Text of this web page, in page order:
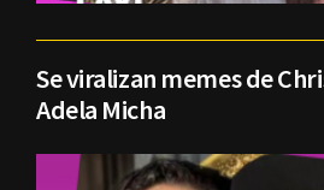
Se viralizan memes de
Adela Micha